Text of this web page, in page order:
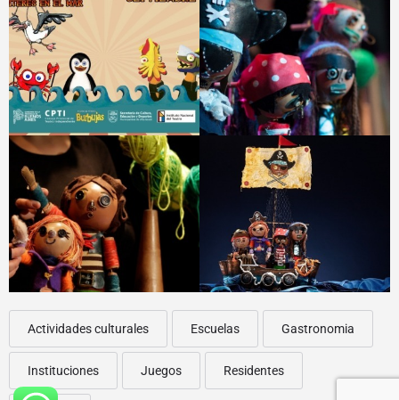
Actividades culturales Escuelas Gastronomia
Instituciones Juegos Residentes